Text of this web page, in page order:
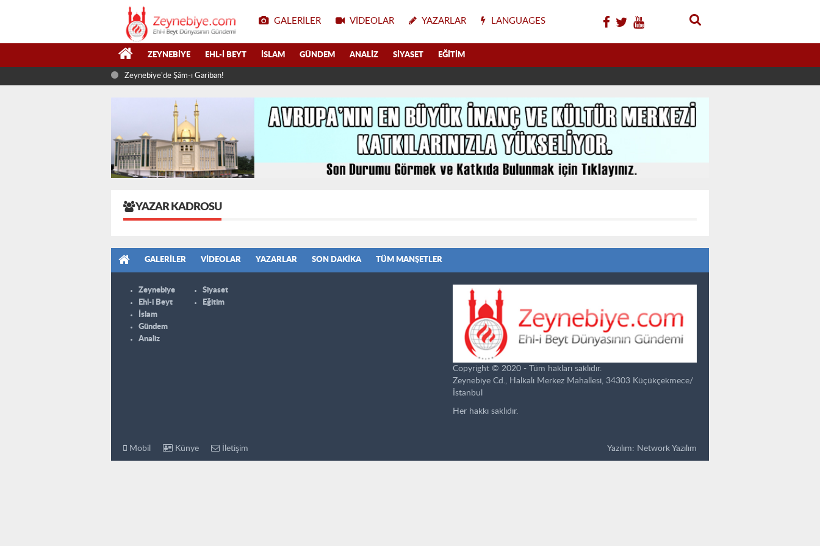
GALERILER VIDEOLAR YAZARLAR LANGUAGES
ZEYNEBIYE EHL-I BEYT İSLAM GÜNDEM ANALIZ SIYASET EĞITIM
Zeynebiye'de Şâm-ı Gariban!
YAZAR KADROSU
GALERILER VIDEOLAR YAZARLAR SON DAKIKA TÜM MANŞETLER
Zeynebiye
Ehl-i Beyt
İslam
Gündem
Analiz
Siyaset
Eğitim
Copyright © 2020 - Tüm hakları saklıdır.
Zeynebiye Cd., Halkalı Merkez Mahallesi, 34303 Küçükçekmece/
İstanbul
Her hakkı saklıdır.
Mobil Künye İletişim Yazılım: Network Yazılım